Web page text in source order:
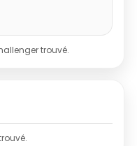
trouvé.